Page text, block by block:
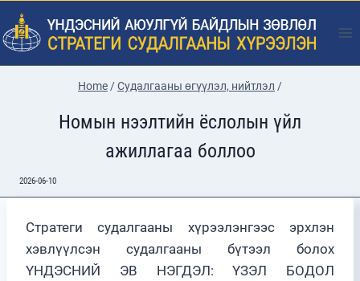
Skip
to
content
Home/Судалгааны өгүүлэл, нийтлэл /
Номын нээлтийн ёслолын үйл
ажиллагаа боллоо
2026-06-10
Стратеги судалгааны хүрээлэнгээс эрхлэн
хэвлүүлсэн судалгааны бүтээл болох
ҮНДЭСНИЙ ЭВ НЭГДЭЛ: ҮЗЭЛ БОДОЛ